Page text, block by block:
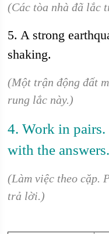
(Các tòa nhà đã lắc
5. A strong
shaking.
(Một trận động đất
rung lắc này.)
4. Work in
with the answers.
(Làm việc theo cặp.
trả lời.)